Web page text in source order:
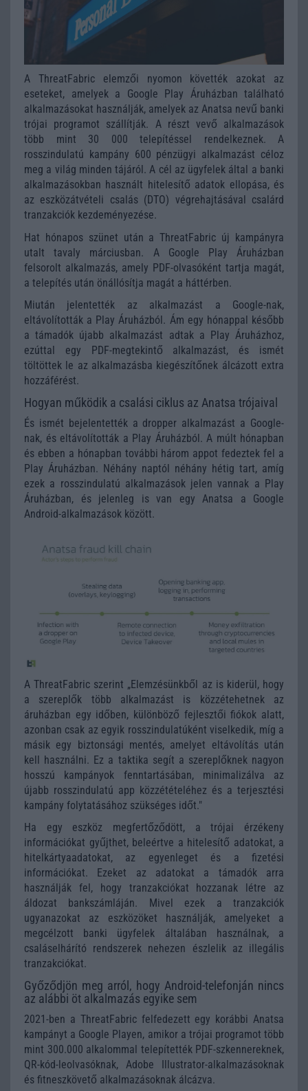
A ThreatFabric elemzői nyomon követték azokat az
eseteket, amelyek a Google Play Áruházban található
alkalmazásokat használják, amelyek az Anatsa nevű banki
trójai programot szállítják. A részt vevő alkalmazások
több mint 30 000 telepítéssel rendelkeznek. A
rosszindulatú kampány 600 pénzügyi alkalmazást céloz
meg a világ minden tájáról. A cél az ügyfelek által a banki
alkalmazásokban használt hitelesítő adatok ellopása, és
az eszközátvételi csalás (DTO) végrehajtásával csalárd
tranzakciók kezdeményezése.
Hat hónapos szünet után a ThreatFabric új kampányra
utalt tavaly márciusban. A Google Play Áruházban
felsorolt alkalmazás, amely PDF-olvasóként tartja magát,
a telepítés után önállósítja magát a háttérben.
Miután jelentették az alkalmazást a Google-nak,
eltávolították a Play Áruházból. Ám egy hónappal később
a támadók újabb alkalmazást adtak a Play Áruházhoz,
ezúttal egy PDF-megtekintő alkalmazást, és ismét
töltöttek le az alkalmazásba kiegészítőnek álcázott extra
hozzáférést.
Hogyan működik a csalási ciklus az Anatsa trójaival
És ismét bejelentették a dropper alkalmazást a Google-
nak, és eltávolították a Play Áruházból. A múlt hónapban
és ebben a hónapban további három appot fedeztek fel a
Play Áruházban. Néhány naptól néhány hétig tart, amíg
ezek a rosszindulatú alkalmazások jelen vannak a Play
Áruházban, és jelenleg is van egy Anatsa a Google
Android-alkalmazások között.
A ThreatFabric szerint „Elemzésünkből az is kiderül, hogy
a szereplők több alkalmazást is közzétehetnek az
áruházban egy időben, különböző fejlesztői fiókok alatt,
azonban csak az egyik rosszindulatúként viselkedik, míg a
másik egy biztonsági mentés, amelyet eltávolítás után
kell használni. Ez a taktika segít a szereplőknek nagyon
hosszú kampányok fenntartásában, minimalizálva az
újabb rosszindulatú app közzétételéhez és a terjesztési
kampány folytatásához szükséges időt."
Ha egy eszköz megfertőződött, a trójai érzékeny
információkat gyűjthet, beleértve a hitelesítő adatokat, a
hitelkártyaadatokat, az egyenleget és a fizetési
információkat. Ezeket az adatokat a támadók arra
használják fel, hogy tranzakciókat hozzanak létre az
áldozat bankszámláján. Mivel ezek a tranzakciók
ugyanazokat az eszközöket használják, amelyeket a
megcélzott banki ügyfelek általában használnak, a
csaláselhárító rendszerek nehezen észlelik az illegális
tranzakciókat.
Győződjön meg arról, hogy Android-telefonján nincs
az alábbi öt alkalmazás egyike sem
2021-ben a ThreatFabric felfedezett egy korábbi Anatsa
kampányt a Google Playen, amikor a trójai programot több
mint 300.000 alkalommal telepítették PDF-szkennereknek,
QR-kód-leolvasóknak, Adobe Illustrator-alkalmazásoknak
és fitneszkövető alkalmazásoknak álcázva.